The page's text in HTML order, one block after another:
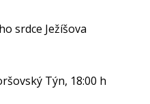
srdce Ježíšova
Týn, 18:00 h